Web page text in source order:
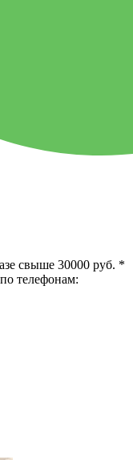
свыше 30000 руб. *
телефонам: